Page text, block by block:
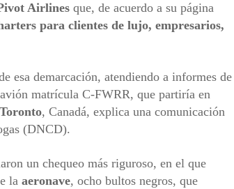
Airlines que, de acuerdo a su página
para clientes de lujo, empresarios,
esa demarcación, atendiendo a informes de
matrícula C-FWRR, que partiría en
Toronto, Canadá, explica una comunicación
(DNCD).
un chequeo más riguroso, en el que
la aeronave, ocho bultos negros, que